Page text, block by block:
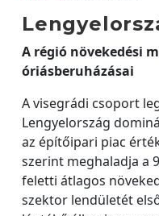
A régió növekedési
óriásberuházásai
A visegrádi csoport
Lengyelország
az építőipari piac
szerint meghaladja a
feletti átlagos
szektor lendületét